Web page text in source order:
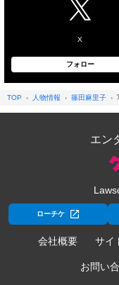
X
フォロー
TOP 人物情報 篠田麻里子
エン
ローチケ
会社概要 サイ
お問い